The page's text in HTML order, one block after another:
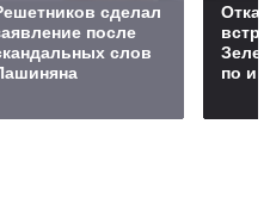
cделал
после
слов
по